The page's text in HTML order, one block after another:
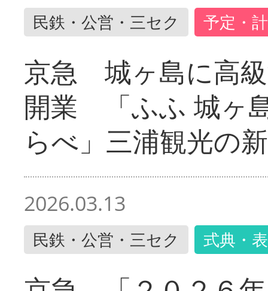
民鉄・公営・三セク 予定・
京急 城ヶ島に高
開業 「ふふ 城ヶ
らべ」三浦観光の
2026.03.13
民鉄・公営・三セク 式典・